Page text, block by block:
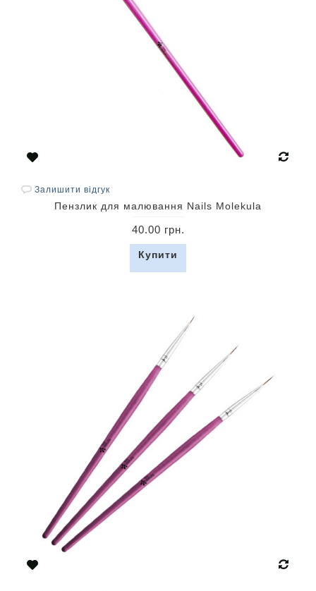
Залишити відгук
Пензлик для малювання Nails Molekula
40.00 грн.
Купити